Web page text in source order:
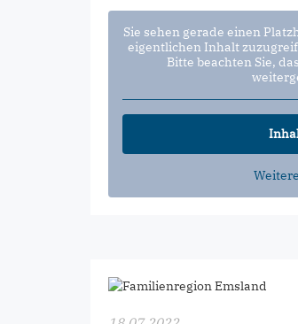
Sie sehen gerade einen
eigentlichen Inhalt
Bitte beachten Sie,